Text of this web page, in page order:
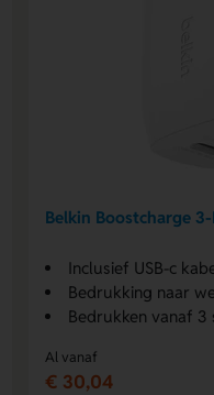
Belkin Boostcharge
Inclusief USB-c
Bedrukking naar
Bedrukken vanaf 3
Al vanaf
€ 30,04